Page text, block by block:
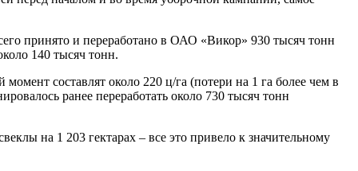
принято и переработано в ОАО «Викор» 930 тысяч тонн
140 тысяч тонн.
составлят около 220 ц/га (потери на 1 га более чем в
ранее переработать около 730 тысяч тонн
на 1 203 гектарах – все это привело к значительному